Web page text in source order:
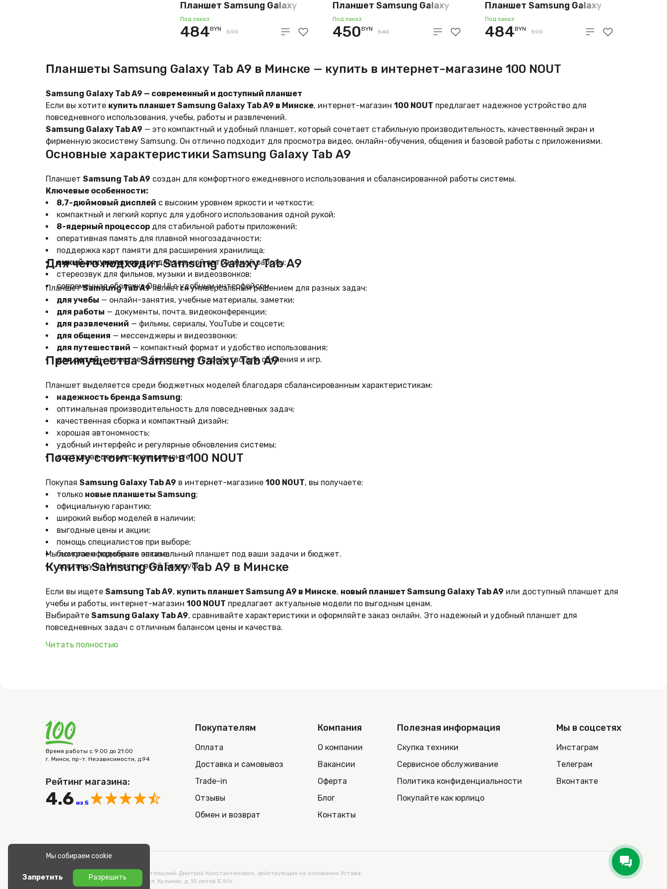
Планшет Samsung Galaxy
Tab A9 LTE SM-X115
4GB/64GB (синий)
Под заказ
484BYN 590
Планшет Samsung Galaxy
Tab A9 Wi-Fi SM-X110
4GB/64GB (графит)
Под заказ
450BYN 540
Планшет Samsung Galaxy
Tab A9 LTE SM-X115
4GB/64GB (серебристый)
Под заказ
484BYN 590
Планшеты Samsung Galaxy Tab A9 в Минске — купить в интернет-магазине 100 NOUT
Samsung Galaxy Tab A9 — современный и доступный планшет
Если вы хотите купить планшет Samsung Galaxy Tab A9 в Минске, интернет-магазин 100 NOUT предлагает надежное устройство для
повседневного использования, учебы, работы и развлечений.
Samsung Galaxy Tab A9 — это компактный и удобный планшет, который сочетает стабильную производительность, качественный экран и
фирменную экосистему Samsung. Он отлично подходит для просмотра видео, онлайн-обучения, общения и базовой работы с приложениями.
Основные характеристики Samsung Galaxy Tab A9
Планшет Samsung Tab A9 создан для комфортного ежедневного использования и сбалансированной работы системы.
Ключевые особенности:
8,7-дюймовый дисплей с высоким уровнем яркости и четкости;
компактный и легкий корпус для удобного использования одной рукой;
8-ядерный процессор для стабильной работы приложений;
оперативная память для плавной многозадачности;
поддержка карт памяти для расширения хранилища;
емкий аккумулятордля длительной автономной работы;
стереозвук для фильмов, музыки и видеозвонков;
современная оболочка One UI с удобным интерфейсом.
Для чего подходит Samsung Galaxy Tab A9
ПланшетSamsung Tab A9является универсальным решением для разных задач:
для учебы — онлайн-занятия, учебные материалы, заметки;
для работы — документы, почта, видеоконференции;
для развлечений — фильмы, сериалы, YouTube и соцсети;
для общения — мессенджеры и видеозвонки;
для путешествий — компактный формат и удобство использования;
для детей— простое и безопасное устройство для обучения и игр.
Преимущества Samsung Galaxy Tab A9
Планшет выделяется среди бюджетных моделей благодаря сбалансированным характеристикам:
надежность бренда Samsung;
оптимальная производительность для повседневных задач;
качественная сборка и компактный дизайн;
хорошая автономность;
удобный интерфейс и регулярные обновления системы;
доступная цена в своем сегменте.
Почему стоит купить в 100 NOUT
Покупая Samsung Galaxy Tab A9 в интернет-магазине 100 NOUT, вы получаете:
только новые планшеты Samsung;
официальную гарантию;
широкий выбор моделей в наличии;
выгодные цены и акции;
помощь специалистов при выборе;
быстрое оформление заказа;
доставку по Минску и всей Беларуси.
Мы помогаем подобрать оптимальный планшет под ваши задачи и бюджет.
Купить Samsung Galaxy Tab A9 в Минске
Если вы ищете Samsung Tab A9, купить планшет Samsung A9 в Минске, новый планшет Samsung Galaxy Tab A9 или доступный планшет для
учебы и работы, интернет-магазин 100 NOUT предлагает актуальные модели по выгодным ценам.
Выбирайте Samsung Galaxy Tab A9, сравнивайте характеристики и оформляйте заказ онлайн. Это надежный и удобный планшет для
повседневных задач с отличным балансом цены и качества.
Читать полностью
Время работы с 9:00 до 21:00
г. Минск, пр-т. Независимости, д.94
Рейтинг магазина:
4.6 из 5
Покупателям
Оплата
Доставка и самовывоз
Trade-in
Отзывы
Обмен и возврат
Компания
О компании
Вакансии
Оферта
Блог
Контакты
Полезная информация
Скупка техники
Сервисное обслуживание
Политика конфиденциальности
Покупайте как юрлицо
Мы в соцсетях
Инстаграм
Телеграм
Вконтакте
ООО «СТОНОУТБУКОВ» Директор Метельский Дмитрий Константинович, действующий на основании Устава.
Адрес: 220100, Беларусь, г. Минск, ул. Кульман, д. 15 литер Б 9/к.
Мы собираем cookie
Запретить Разрешить